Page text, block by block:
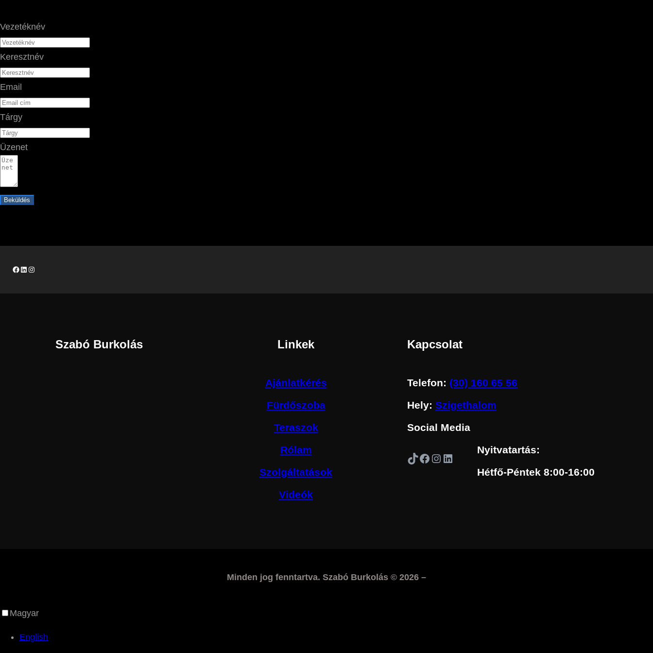
Vezetéknév
Keresztnév
Email
Tárgy
Üzenet
Beküldés
Facebook
LinkedIn
Instagram
Szabó Burkolás Linkek
Ajánlatkérés
Fürdőszoba
Teraszok
Rólam
Szolgáltatások
Videók
Kapcsolat
Telefon: (30) 160 65 56
Hely: Szigethalom
Social Media
TikTok Facebook Instagram LinkedIn
Nyitvatartás:
Hétfő-Péntek 8:00-16:00
Minden jog fenntartva. Szabó Burkolás © 2026 –
Magyar
English